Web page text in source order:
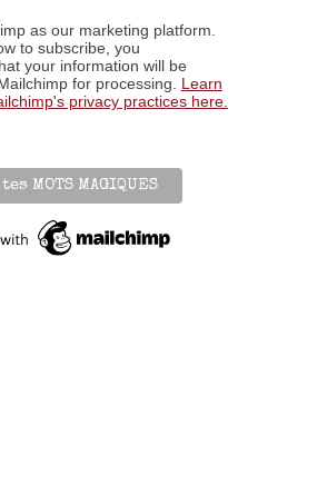
as our marketing platform.
to subscribe, you
your information will be
for processing. Learn
privacy practices here.